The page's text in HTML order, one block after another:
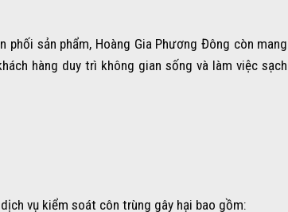
sản phẩm, Hoàng Gia Phương Đông còn mang
hàng duy trì không gian sống và làm việc sạch
vụ kiểm soát côn trùng gây hại bao gồm: